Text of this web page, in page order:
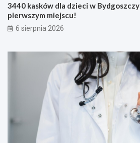
3440 kasków dla dzieci w
pierwszym miejscu!
6 sierpnia 2026